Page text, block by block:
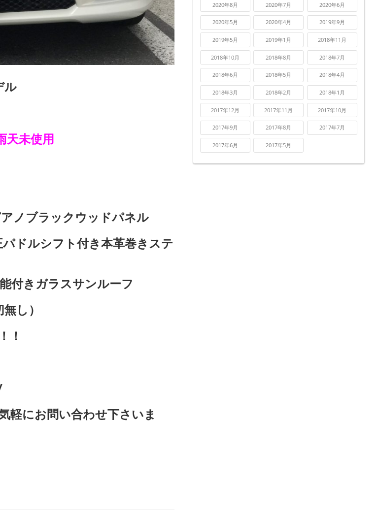
ル
天未使用
ノブラックウッドパネル
ドルシフト付き本革巻きステ
きガラスサンルーフ
し）
！
軽にお問い合わせ下さいま
2020年8月 2020年7月 2020年6月
2020年5月 2020年4月 2019年9月
2019年5月 2019年1月 2018年11月
2018年10月 2018年8月 2018年7月
2018年6月 2018年5月 2018年4月
2018年3月 2018年2月 2018年1月
2017年12月 2017年11月 2017年10月
2017年9月 2017年8月 2017年7月
2017年6月 2017年5月